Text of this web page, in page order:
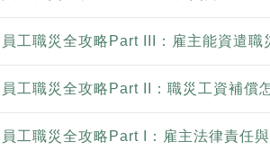
員工職災全攻略Part III：雇主能資遣
員工職災全攻略Part II：職災工資補償
員工職災全攻略Part I：雇主法律責任